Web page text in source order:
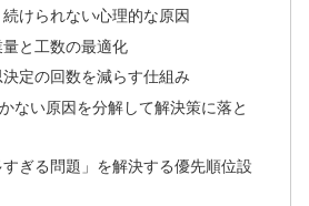
けられない心理的な原因
と工数の最適化
定の回数を減らす仕組み
ない原因を分解して解決策に落と
すぎる問題」を解決する優先順位設